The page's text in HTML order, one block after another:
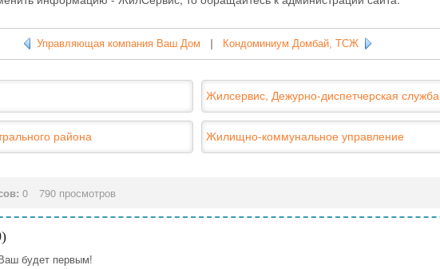
Управляющая компания Ваш Дом Кондоминиум Домбай, ТСЖ
Жилсервис, Дежурно-диспетчерская служба
района Жилищно-коммунальное управление
0 790 просмотров
)
будет первым!